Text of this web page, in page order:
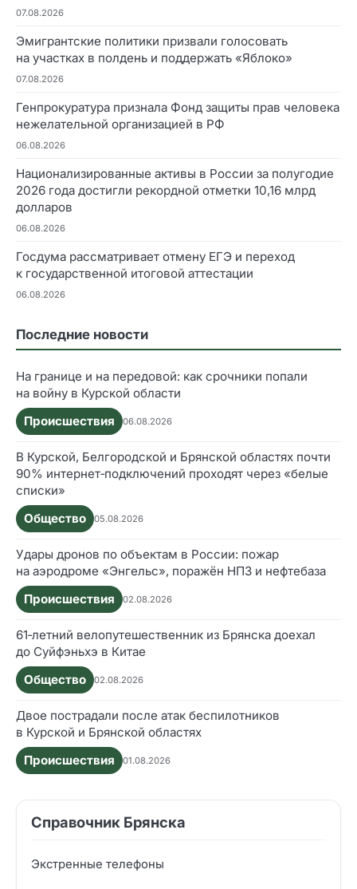
07.08.2026
Эмигрантские политики призвали голосовать
на участках в полдень и поддержать «Яблоко»
07.08.2026
Генпрокуратура признала Фонд защиты прав человека
нежелательной организацией в РФ
06.08.2026
Национализированные активы в России за полугодие
2026 года достигли рекордной отметки 10,16 млрд
долларов
06.08.2026
Госдума рассматривает отмену ЕГЭ и переход
к государственной итоговой аттестации
06.08.2026
Последние новости
На границе и на передовой: как срочники попали
на войну в Курской области
Происшествия
06.08.2026
В Курской, Белгородской и Брянской областях почти
90% интернет‑подключений проходят через «белые
списки»
Общество
05.08.2026
Удары дронов по объектам в России: пожар
на аэродроме «Энгельс», поражён НПЗ и нефтебаза
Происшествия
02.08.2026
61‑летний велопутешественник из Брянска доехал
до Суйфэньхэ в Китае
Общество
02.08.2026
Двое пострадали после атак беспилотников
в Курской и Брянской областях
Происшествия
01.08.2026
Справочник Брянска
Экстренные телефоны